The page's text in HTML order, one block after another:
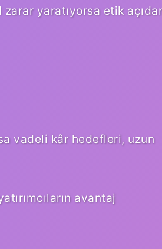
yaratıyorsa etik
vadeli kâr hedefleri, uzun
avantaj